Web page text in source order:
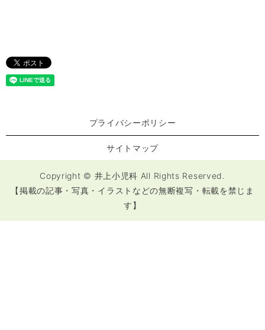
プライバシーポリシー
サイトマップ
Copyright © 井上小児科 All Rights Reserved.
【掲載の記事・写真・イラストなどの無断複写・転載を禁じま
す】